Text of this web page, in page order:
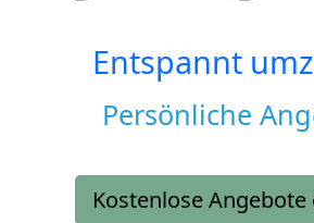
Entspannt
Persönliche
Kostenlose